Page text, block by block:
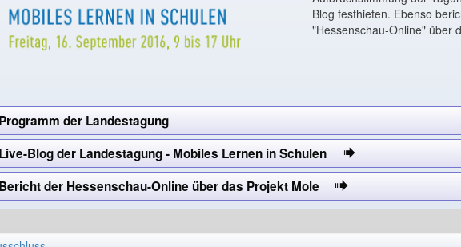
Blog festhieten. Ebenso
"Hessenschau-Online" über
Programm der Landestagung
Live-Blog der Landestagung - Mobiles Lernen in Schulen
Bericht der Hessenschau-Online über das Projekt Mole